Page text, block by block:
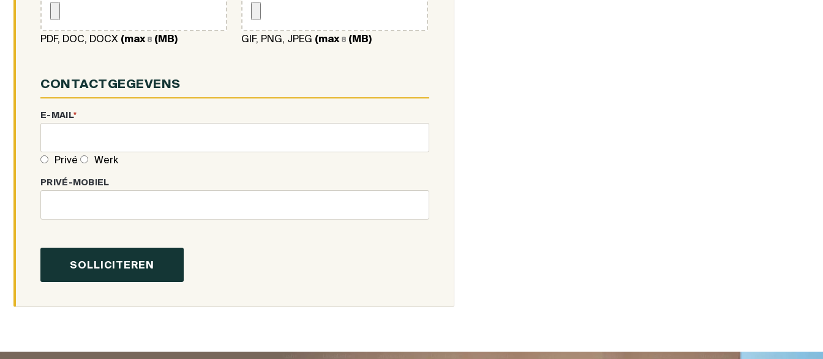
PDF, DOC, DOCX (max 8 (MB) GIF, PNG, JPEG (max 8 (MB)
CONTACTGEGEVENS
E-MAIL*
Privé Werk
PRIVÉ-MOBIEL